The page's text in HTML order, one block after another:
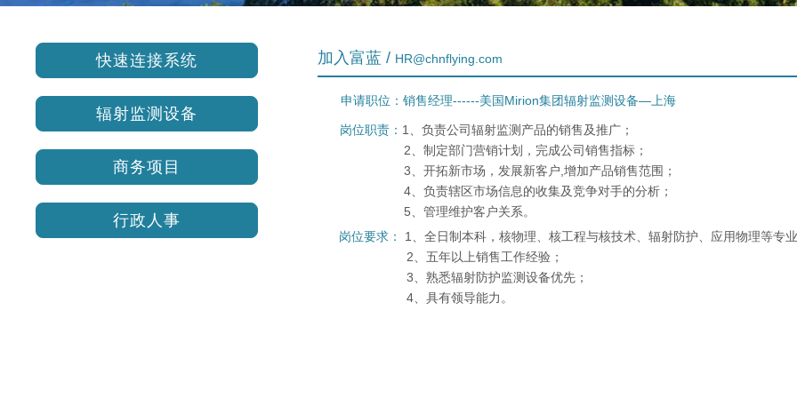
快速连接系统
辐射监测设备
商务项目
行政人事
加入富蓝 / HR@chnflying.com
申请职位：销售经理------美国Mirion集团辐射监测设备—上海
岗位职责： 1、负责公司辐射监测产品的销售及推广；
2、制定部门营销计划，完成公司销售指标；
3、开拓新市场，发展新客户,增加产品销售范围；
4、负责辖区市场信息的收集及竞争对手的分析；
5、管理维护客户关系。
岗位要求： 1、全日制本科，核物理、核工程与核技术、辐射防护、应用物理等专
2、五年以上销售工作经验；
3、熟悉辐射防护监测设备优先；
4、具有领导能力。